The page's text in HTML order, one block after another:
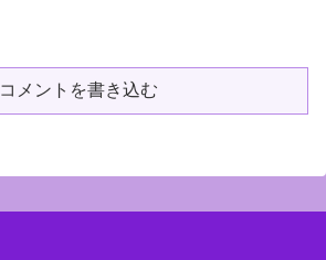
コメントを書き込む